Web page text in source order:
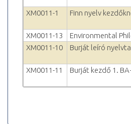
XM0011-1 Finn nyelv
XM0011-13 Environmental
XM0011-10
Burját leíró
XM0011-11 Burját kezdő 1.